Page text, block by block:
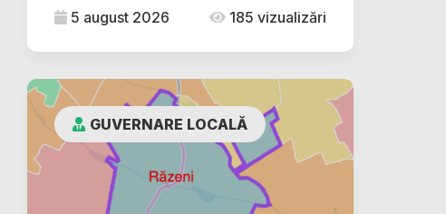
5 august 2026 185 vizualizări
GUVERNARE LOCALĂ